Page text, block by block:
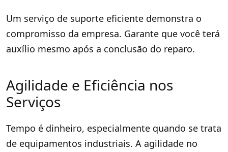
Um serviço de suporte eficiente demonstra o
compromisso da empresa. Garante que você terá
auxílio mesmo após a conclusão do reparo.
Agilidade e Eficiência nos
Serviços
Tempo é dinheiro, especialmente quando se trata
de equipamentos industriais. A agilidade no